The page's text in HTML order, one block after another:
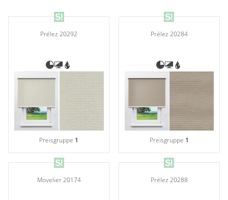
Prélez 20292
Preisgruppe 1
Prélez 20284
Preisgruppe 1
Movelier 20174 Prélez 20288